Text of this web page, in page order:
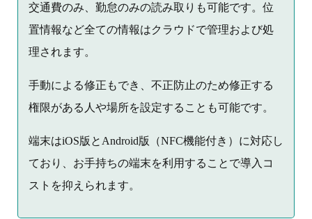
交通費のみ、勤怠のみの読み取りも可能です。位
置情報など全ての情報はクラウドで管理および処
理されます。
手動による修正もでき、不正防止のため修正する
権限がある人や場所を設定することも可能です。
端末はiOS版とAndroid版（NFC機能付き）に対応し
ており、お手持ちの端末を利用することで導入コ
ストを抑えられます。